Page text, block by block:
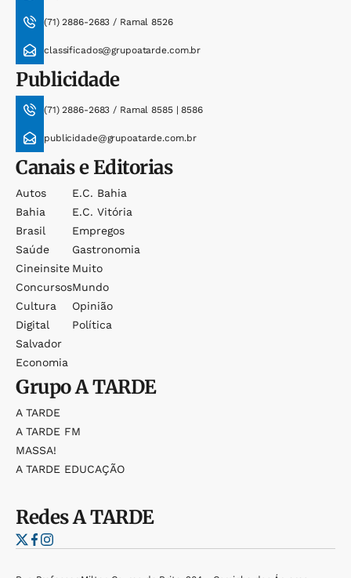
(71) 2886-2683 / Ramal 8526
classificados@grupoatarde.com.br
Publicidade
(71) 2886-2683 / Ramal 8585 | 8586
publicidade@grupoatarde.com.br
Canais e Editorias
Autos
Bahia
Brasil
Saúde
Cineinsite
Concursos
Cultura
Digital
Salvador
Economia
E.c. Bahia
E.c. Vitória
Empregos
Gastronomia
Muito
Mundo
Opinião
Política
GrupoA TARDE
A TARDE
A TARDE FM
MASSA!
A TARDE EDUCAÇÃO
RedesA TARDE